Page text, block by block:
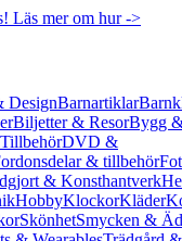
Läs mer om hur ->
DesignBarnartiklar
Biljetter & ResorBygg
DVD &
& tillbehör
& Konsthantverk
HobbyKlockorKläder
SkönhetSmycken &